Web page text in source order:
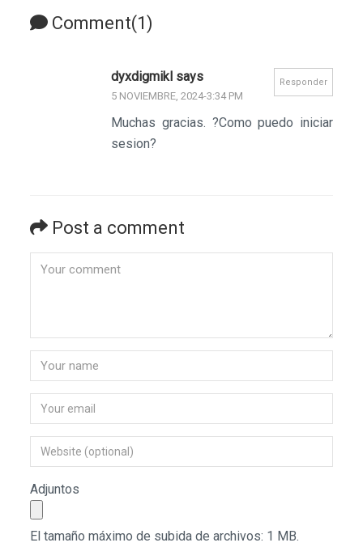
Comment(1)
Responder
dyxdigmikl says
5 NOVIEMBRE, 2024-3:34 PM
Muchas gracias. ?Como puedo iniciar
sesion?
Post a comment
Adjuntos
El tamaño máximo de subida de archivos: 1 MB.